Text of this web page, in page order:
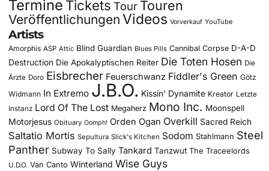
Termine Tickets Tour Touren
Veröffentlichungen Videos Vorverkauf YouTube
Artists
Amorphis ASP Attic Blind Guardian Blues Pills Cannibal Corpse D-A-D
Destruction Die Apokalyptischen Reiter Die Toten Hosen Die
Ärzte Doro Eisbrecher Feuerschwanz Fiddler's Green Götz
Widmann In Extremo J.B.O. Kissin' Dynamite Kreator Letzte
Instanz Lord Of The Lost Megaherz Mono Inc. Moonspell
Motorjesus Obituary Oomph! Orden Ogan Overkill Sacred Reich
Saltatio Mortis Sepultura Slick's Kitchen Sodom Stahlmann Steel
Panther Subway To Sally Tankard Tanzwut The Traceelords
U.D.O. Van Canto Winterland Wise Guys